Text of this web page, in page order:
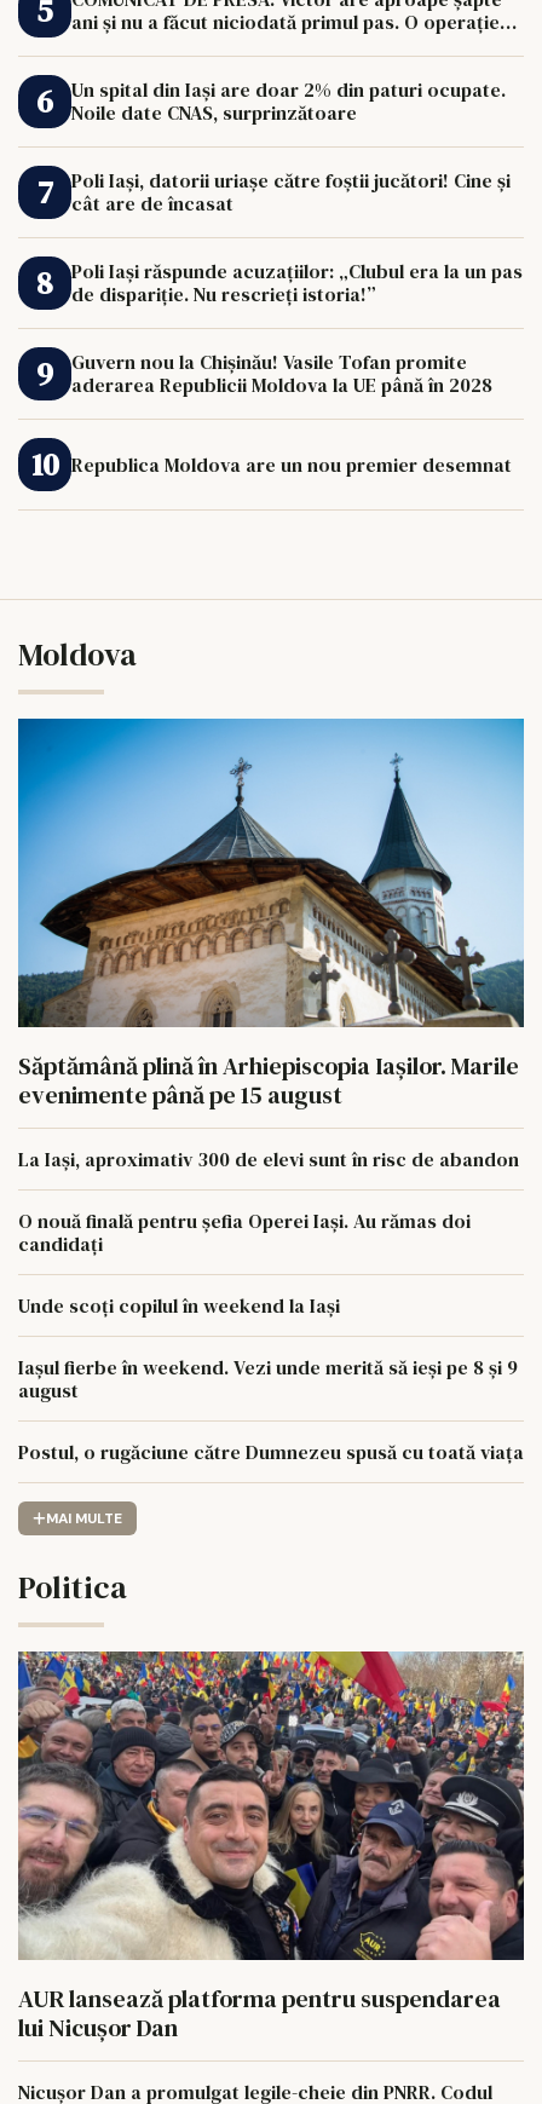
ani și nu a făcut niciodată primul pas. O operație
Un spital din Iași are doar 2% din paturi ocupate.
Noile date CNAS, surprinzătoare
Poli Iași, datorii uriașe către foștii jucători! Cine și
cât are de încasat
Poli Iași răspunde acuzațiilor: „Clubul era la un pas
de dispariție. Nu rescrieți istoria!”
Guvern nou la Chișinău! Vasile Tofan promite
aderarea Republicii Moldova la UE până în 2028
Republica Moldova are un nou premier desemnat
Moldova
Săptămână plină în Arhiepiscopia Iașilor. Marile
evenimente până pe 15 august
La Iași, aproximativ 300 de elevi sunt în risc de abandon
O nouă finală pentru șefia Operei Iași. Au rămas doi
candidați
Unde scoți copilul în weekend la Iași
Iașul fierbe în weekend. Vezi unde merită să ieși pe 8 și 9
august
Postul, o rugăciune către Dumnezeu spusă cu toată viața
MAI MULTE
Politica
AUR lansează platforma pentru suspendarea
lui Nicușor Dan
Nicușor Dan a promulgat legile-cheie din PNRR. Codul